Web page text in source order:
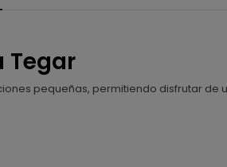
Tegar
pequeñas, permitiendo disfrutar de